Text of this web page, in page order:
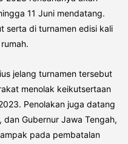
11 Juni mendatang.
serta di turnamen edisi kali
jelang turnamen tersebut
menolak keikutsertaan
Penolakan juga datang
dan Gubernur Jawa Tengah,
pada pembatalan